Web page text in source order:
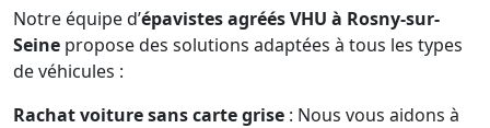
Notre équipe d’épavistes agréés VHU à Rosny-sur-
Seine propose des solutions adaptées à tous les types
de véhicules :
Rachat voiture sans carte grise : Nous vous aidons à